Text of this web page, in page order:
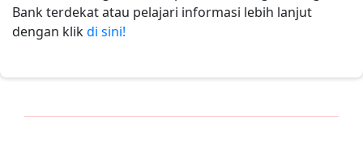
Bank terdekat atau pelajari informasi lebih lanjut
dengan klikdi sini!